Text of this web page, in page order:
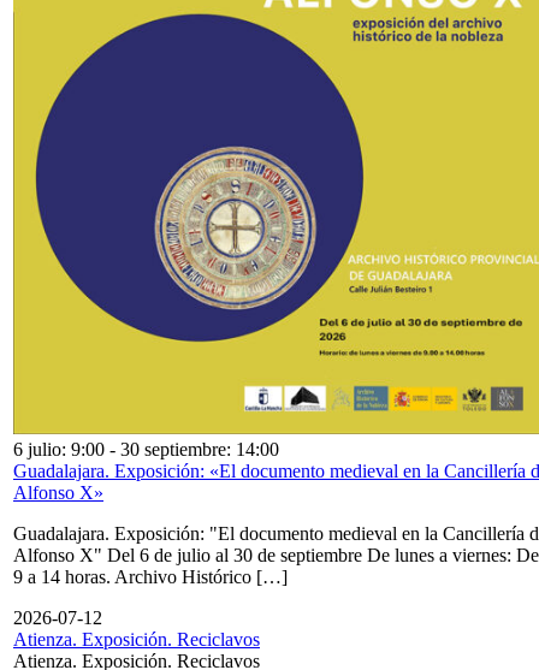
6 julio: 9:00 - 30 septiembre: 14:00
Guadalajara. Exposición: «El documento medieval en la Cancillería
Alfonso X»
Guadalajara. Exposición: "El documento medieval en la Cancillería
Alfonso X" Del 6 de julio al 30 de septiembre De lunes a viernes: De
9 a 14 horas. Archivo Histórico […]
2026-07-12
Atienza. Exposición. Reciclavos
Atienza. Exposición. Reciclavos